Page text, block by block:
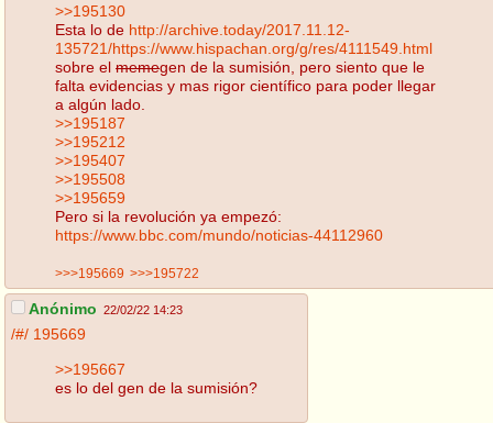
>>195130
Esta lo de http://archive.today/2017.11.12-
135721/https://www.hispachan.org/g/res/4111549.html
sobre el memegen de la sumisión, pero siento que le
falta evidencias y mas rigor científico para poder llegar
a algún lado.
>>195187
>>195212
>>195407
>>195508
>>195659
Pero si la revolución ya empezó:
https://www.bbc.com/mundo/noticias-44112960
>>>195669 >>>195722
Anónimo 22/02/22 14:23
/#/ 195669
>>195667
es lo del gen de la sumisión?